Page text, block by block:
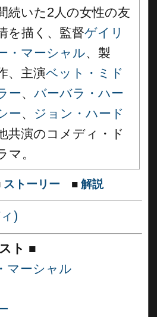
続いた2人の女性の友
を描く、監督ゲイリ
・マーシャル、製
、主演ベット・ミド
ー、 バーバラ・ハー
ー、 ジョン・ハード
共演のコメディ・ド
マ。
ストーリー ■ 解説
)
ト ■
マーシャル